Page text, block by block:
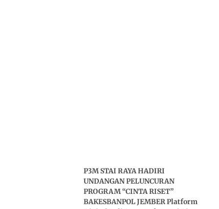
P3M STAI RAYA HADIRI
UNDANGAN PELUNCURAN
PROGRAM “CINTA RISET”
BAKESBANPOL JEMBER Platform